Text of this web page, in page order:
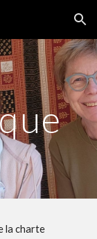
Skip to navigation
la charte